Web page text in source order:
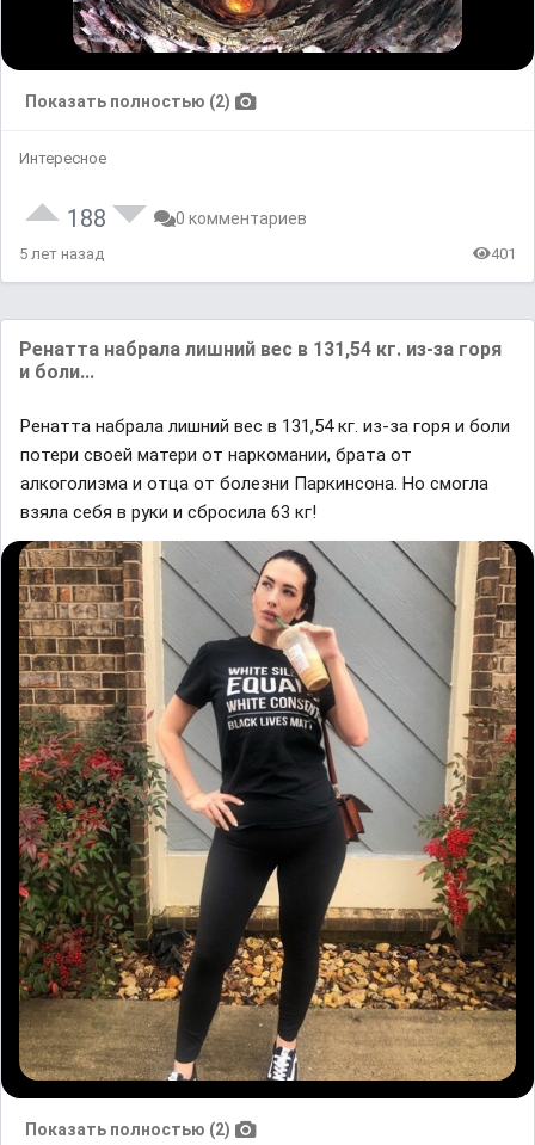
Показать полностью (2)
Интересное
188 0 комментариев
5 лет назад 401
Ренатта набрала лишний вес в 131,54 кг. из-за горя
и боли...
Ренатта набрала лишний вес в 131,54 кг. из-за горя и боли
потери своей матери от наркомании, брата от
алкоголизма и отца от болезни Паркинсона. Но смогла
взяла себя в руки и сбросила 63 кг!
Показать полностью (2)